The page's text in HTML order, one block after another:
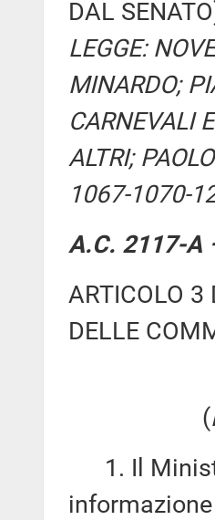
DAL
LEGGE:
MINARDO;
CARNEVALI
ALTRI;
1067-1070-
A.C. 2117-A
ARTICOLO 3
DELLE
(
1. Il